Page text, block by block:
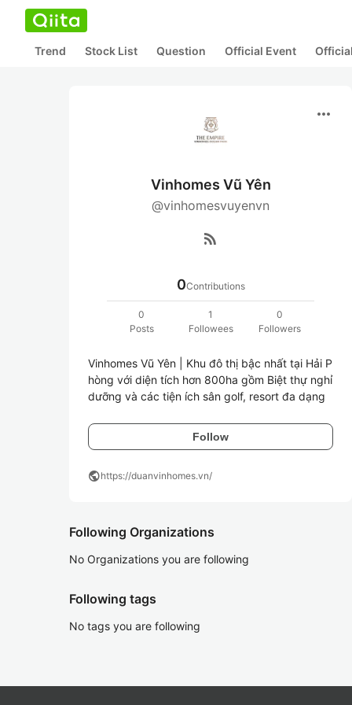
Trend Stock List Question Official Event
more_horiz
Vinhomes Vũ Yên
@vinhomesvuyenvn
rss_feed
0Contributions
0
Posts
1
Followees
0
Followers
Vinhomes Vũ Yên | Khu đô thị bậc nhất tại Hải P
hòng với diện tích hơn 800ha gồm Biệt thự nghỉ
Follow
publichttps://duanvinhomes.vn/
Following Organizations
No Organizations you are following
Following tags
No tags you are following